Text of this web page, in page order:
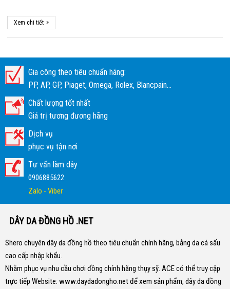
Xem chi tiết »
Gia công theo tiêu chuẩn hãng:
PP, AP, GP, Piaget, Omega, Rolex, Blancpain...
Chất lượng tốt nhất
Giá trị tương đương hãng
Dịch vụ
phục vụ tận nơi
Tư vấn làm dây
0906885622
Zalo - Viber
DÂY DA ĐỒNG HỒ .NET
Shero chuyên dây da đồng hồ theo tiêu chuẩn chính hãng, bằng da cá sấu
cao cấp nhập khẩu.
Nhằm phục vụ nhu cầu chơi đồng chính hãng thụy sỹ. ACE có thể truy cập
trực tiếp Website: www.daydadongho.netđể xem sản phẩm, dây da đồng